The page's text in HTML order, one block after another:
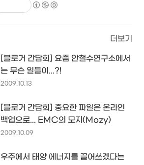
더보기
[블로거 간담회] 요즘 안철수연구소에서
는 무슨 일들이...?!
2009.10.13
[블로거 간담회] 중요한 파일은 온라인
백업으로... EMC의 모지(Mozy)
2009.10.09
우주에서 태양 에너지를 끌어쓰겠다는